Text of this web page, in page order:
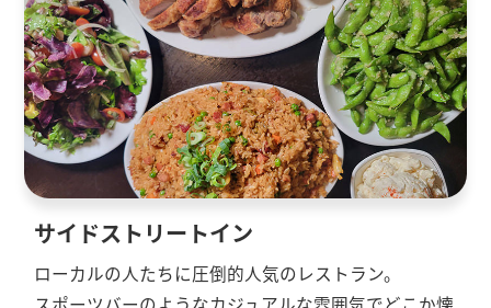
サイドストリートイン
ローカルの人たちに圧倒的人気のレストラン。